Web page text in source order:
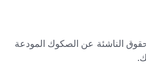
الناشئة عن الصكوك المودعة